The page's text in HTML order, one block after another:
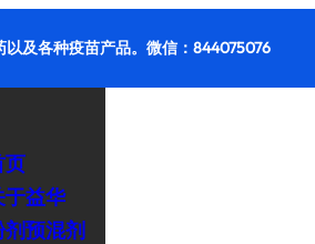
及各种疫苗产品。微信：844075076
页
于益华
剂预混剂